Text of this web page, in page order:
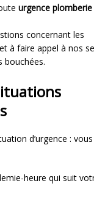
urgence plomberie
concernant les
à faire appel à nos
bouchées.
d’urgence : vous
heure qui suit